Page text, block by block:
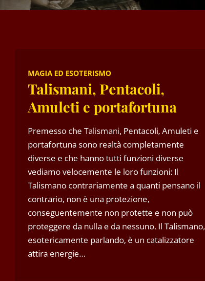
MAGIA ED ESOTERISMO
Talismani, Pentacoli,
Amuleti e portafortuna
Premesso che Talismani, Pentacoli, Amuleti e
portafortuna sono realtà completamente
diverse e che hanno tutti funzioni diverse
vediamo velocemente le loro funzioni: Il
Talismano contrariamente a quanti pensano il
contrario, non è una protezione,
conseguentemente non protette e non può
proteggere da nulla e da nessuno. Il Talismano,
esotericamente parlando, è un catalizzatore
attira energie…